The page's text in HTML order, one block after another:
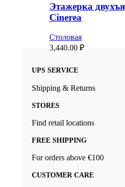
Этажерка
Cinerea
Столовая
3,440.00 ₽
UPS SERVICE
Shipping & Returns
STORES
Find retail locations
FREE SHIPPING
For orders above €100
CUSTOMER CARE